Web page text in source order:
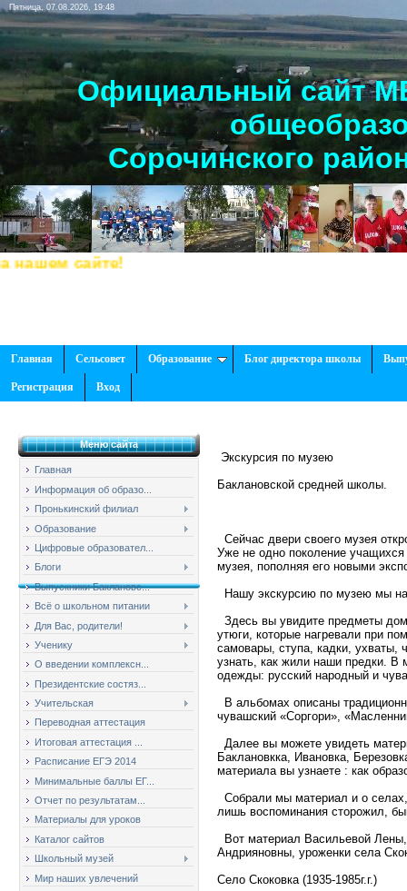
Пятница, 07.08.2026, 19:48
Официальный сайт
Сорочинского
сайте!
Главная Сельсовет Образование Блог директора школы
Регистрация Вход
Меню сайта
Главная
Информация об образо...
Пронькинский филиал
Образование
Цифровые образовател...
Блоги
Выпускники Баклановс...
Всё о школьном питании
Для Вас, родители!
Ученику
О введении комплексн...
Президентские состяз...
Учительская
Переводная аттестация
Итоговая аттестация ...
Расписание ЕГЭ 2014
Минимальные баллы ЕГ...
Отчет по результатам...
Материалы для уроков
Каталог сайтов
Школьный музей
Мир наших увлечений
Экскурсия по музею
Баклановской средней школы.
Сейчас двери своего музея
Уже не одно поколение
музея, пополняя его новыми
Нашу экскурсию по музею мы
Здесь вы увидите предметы
утюги, которые нагревали при
самовары, ступа, кадки, ухваты,
узнать, как жили наши предки. В
одежды: русский народный и
В альбомах описаны
чувашский «Соргори»,
Далее вы можете увидеть
Баклановкка, Ивановка,
материала вы узнаете : как
Собрали мы материал и о
лишь воспоминания сторожил,
Вот материал Васильевой
Андрияновны, уроженки села
Село Скоковка (1935-1985г.г.)